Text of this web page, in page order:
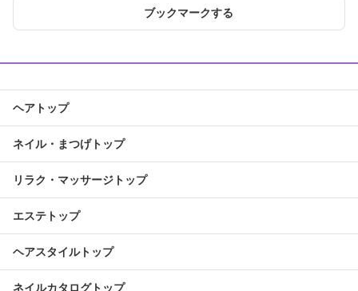
ブックマークする
ヘアトップ
ネイル・まつげトップ
リラク・マッサージトップ
エステトップ
ヘアスタイルトップ
ネイルカタログトップ